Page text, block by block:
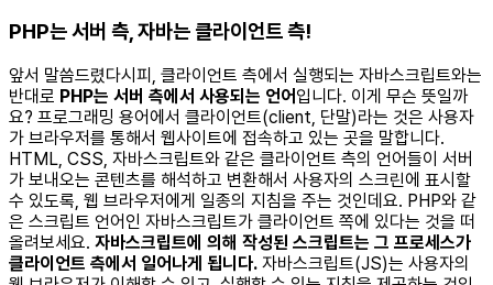
PHP는 서버 측, 자바는 클라이언트 측!
앞서 말씀드렸다시피, 클라이언트 측에서 실행되는 자바스크립트와는
반대로 PHP는 서버 측에서 사용되는 언어 입니다. 이게 무슨 뜻일까
요? 프로그래밍 용어에서 클라이언트(client, 단말)라는 것은 사용자
가 브라우저를 통해서 웹사이트에 접속하고 있는 곳을 말합니다.
HTML, CSS, 자바스크립트와 같은 클라이언트 측의 언어들이 서버
가 보내오는 콘텐츠를 해석하고 변환해서 사용자의 스크린에 표시할
수 있도록, 웹 브라우저에게 일종의 지침을 주는 것인데요. PHP와 같
은 스크립트 언어인 자바스크립트가 클라이언트 쪽에 있다는 것을 떠
올려보세요. 자바스크립트에 의해 작성된 스크립트는 그 프로세스가
클라이언트 측에서 일어나게 됩니다. 자바스크립트(JS)는 사용자의